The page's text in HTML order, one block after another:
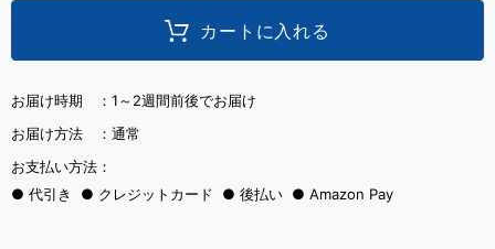
カートに入れる
お届け時期 ： 1～2週間前後でお届け
お届け方法 ： 通常
お支払い方法：
代引き
クレジットカード 後払い Amazon Pay